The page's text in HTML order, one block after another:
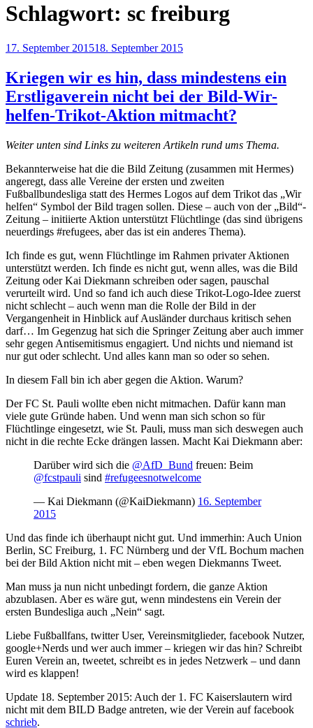
Schlagwort: sc freiburg
Veröffentlicht
17. September 201518. September 2015
Kriegen wir es hin, dass mindestens ein
Erstligaverein nicht bei der Bild-Wir-
helfen-Trikot-Aktion mitmacht?
Weiter unten sind Links zu weiteren Artikeln rund ums Thema.
Bekannterweise hat die die Bild Zeitung (zusammen mit Hermes)
angeregt, dass alle Vereine der ersten und zweiten
Fußballbundesliga statt des Hermes Logos auf dem Trikot das „Wir
helfen“ Symbol der Bild tragen sollen. Diese – auch von der „Bild“-
Zeitung – initiierte Aktion unterstützt Flüchtlinge (das sind übrigens
neuerdings #refugees, aber das ist ein anderes Thema).
Ich finde es gut, wenn Flüchtlinge im Rahmen privater Aktionen
unterstützt werden. Ich finde es nicht gut, wenn alles, was die Bild
Zeitung oder Kai Diekmann schreiben oder sagen, pauschal
verurteilt wird. Und so fand ich auch diese Trikot-Logo-Idee zuerst
nicht schlecht – auch wenn man die Rolle der Bild in der
Vergangenheit in Hinblick auf Ausländer durchaus kritisch sehen
darf… Im Gegenzug hat sich die Springer Zeitung aber auch immer
sehr gegen Antisemitismus engagiert. Und nichts und niemand ist
nur gut oder schlecht. Und alles kann man so oder so sehen.
In diesem Fall bin ich aber gegen die Aktion. Warum?
Der FC St. Pauli wollte eben nicht mitmachen. Dafür kann man
viele gute Gründe haben. Und wenn man sich schon so für
Flüchtlinge eingesetzt, wie St. Pauli, muss man sich deswegen auch
nicht in die rechte Ecke drängen lassen. Macht Kai Diekmann aber:
Darüber wird sich die @AfD_Bund freuen: Beim
@fcstpauli sind #refugeesnotwelcome
— Kai Diekmann (@KaiDiekmann) 16. September
2015
Und das finde ich überhaupt nicht gut. Und immerhin: Auch Union
Berlin, SC Freiburg, 1. FC Nürnberg und der VfL Bochum machen
bei der Bild Aktion nicht mit – eben wegen Diekmanns Tweet.
Man muss ja nun nicht unbedingt fordern, die ganze Aktion
abzublasen. Aber es wäre gut, wenn mindestens ein Verein der
ersten Bundesliga auch „Nein“ sagt.
Liebe Fußballfans, twitter User, Vereinsmitglieder, facebook Nutzer,
google+Nerds und wer auch immer – kriegen wir das hin? Schreibt
Euren Verein an, tweetet, schreibt es in jedes Netzwerk – und dann
wird es klappen!
Update 18. September 2015: Auch der 1. FC Kaiserslautern wird
nicht mit dem BILD Badge antreten, wie der Verein auf facebook
schrieb.